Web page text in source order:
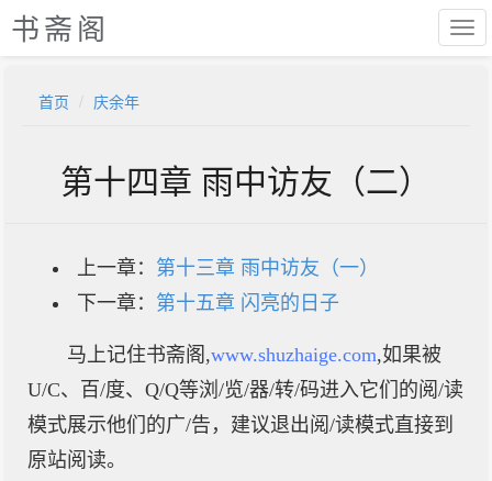
书斋阁
首页 庆余年
第十四章 雨中访友（二）
上一章： 第十三章 雨中访友（一）
下一章： 第十五章 闪亮的日子
马上记住书斋阁,www.shuzhaige.com,如果被
U/C、百/度、Q/Q等浏/览/器/转/码进入它们的阅/读
模式展示他们的广/告，建议退出阅/读模式直接到
原站阅读。